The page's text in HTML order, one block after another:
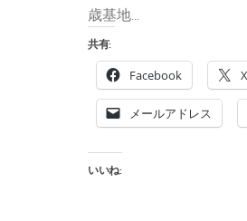
歳基地...
共有:
Facebook X
メールアドレス
いいね: